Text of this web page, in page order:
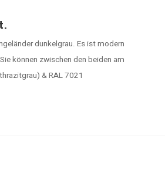
dunkelgrau. Es ist modern
können zwischen den beiden am
& RAL 7021